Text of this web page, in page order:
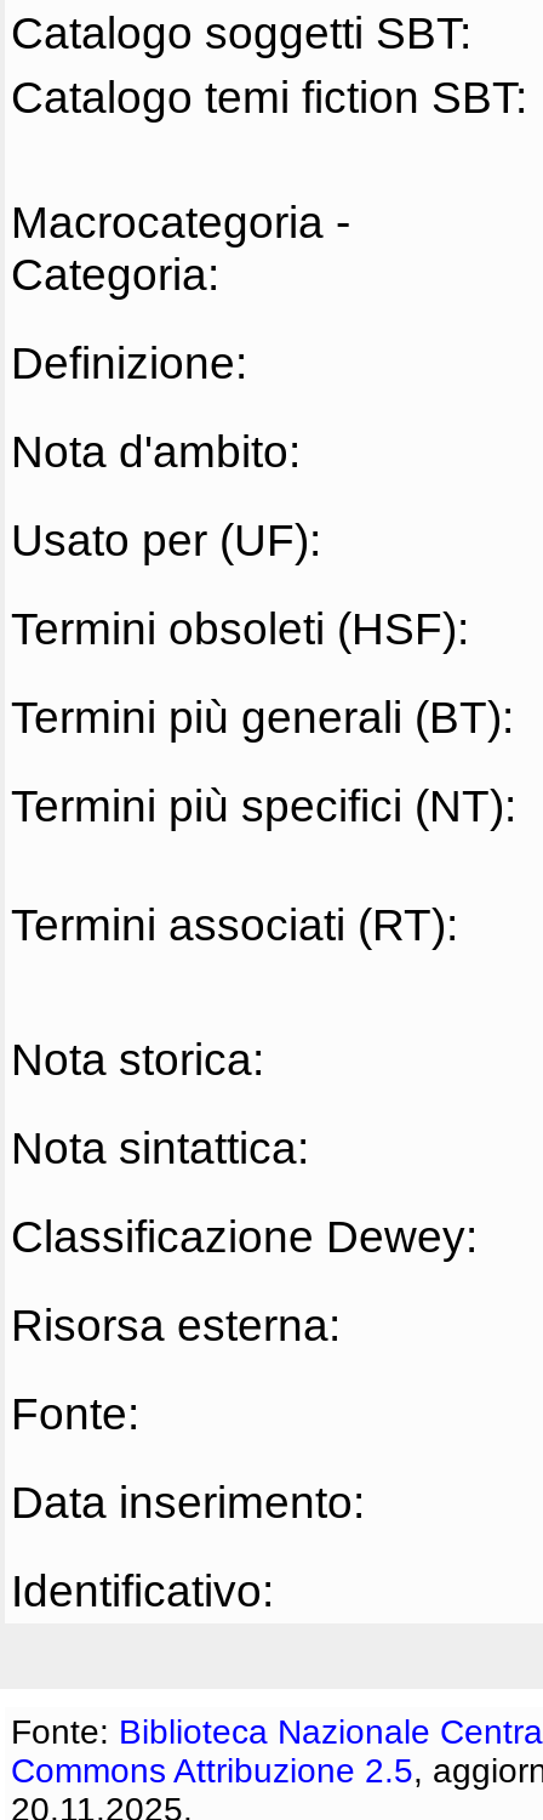
Catalogo soggetti SBT:
Catalogo temi fiction SBT:
Macrocategoria -
Categoria:
Definizione:
Nota d'ambito:
Usato per (UF):
Termini obsoleti (HSF):
Termini più generali (BT):
Termini più specifici (NT):
Termini associati (RT):
Nota storica:
Nota sintattica:
Classificazione Dewey:
Risorsa esterna:
Fonte:
Data inserimento:
Identificativo:
Fonte: Biblioteca Nazionale
Commons Attribuzione 2.5,
20.11.2025.